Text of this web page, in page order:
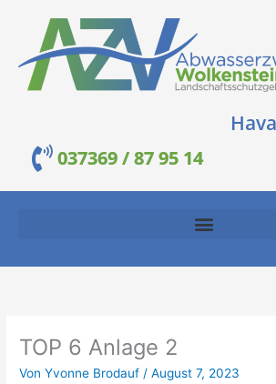
springen
037369 / 87 95 14
TOP 6 Anlage 2
VonYvonne Brodauf /August 7, 2023